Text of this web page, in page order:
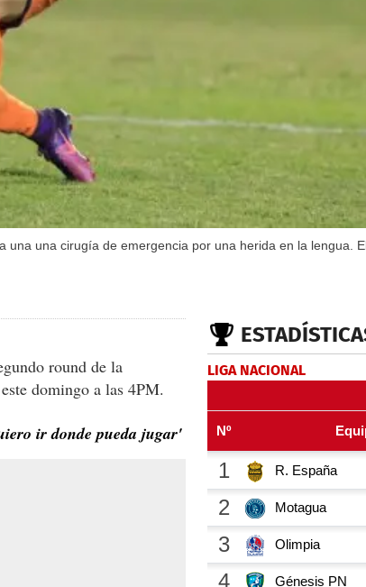
una cirugía de emergencia por una herida en la lengua.
round de la
domingo a las 4PM.
ir donde pueda jugar'
LIGA NACIONAL